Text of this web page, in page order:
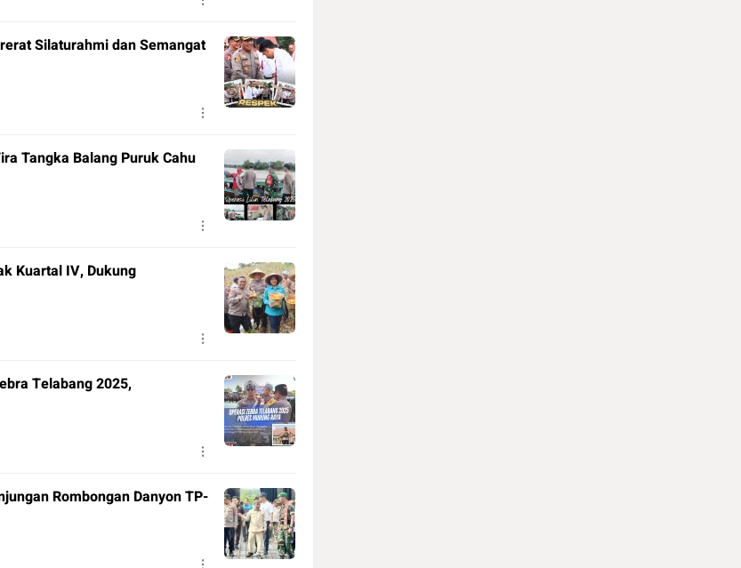
Silaturahmi dan Semangat
Tangka Balang Puruk Cahu
Kuartal IV, Dukung
Telabang 2025,
Rombongan Danyon TP-